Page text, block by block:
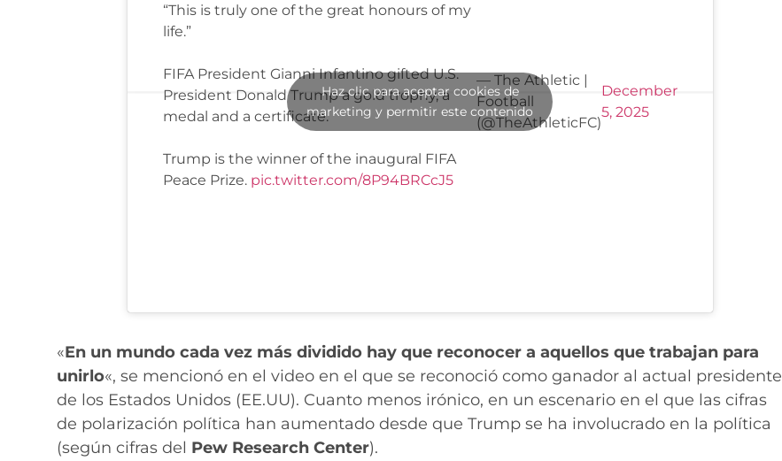
“This is truly one of the great honours of my
life.”
FIFA President Gianni Infantino gifted U.S.
President Donald Trump a gold trophy, a
medal and a certificate.
Trump is the winner of the inaugural FIFA
Peace Prize. pic.twitter.com/8P94BRCcJ5
— The Athletic |
Football
(@TheAthleticFC)
December
5, 2025
Haz clic para aceptar cookies de
marketing y permitir este contenido
«En un mundo cada vez más dividido hay que reconocer a aquellos que trabajan para
unirlo«, se mencionó en el video en el que se reconoció como ganador al actual presidente
de los Estados Unidos (EE.UU). Cuanto menos irónico, en un escenario en el que las cifras
de polarización política han aumentado desde que Trump se ha involucrado en la política
(según cifras del Pew Research Center).